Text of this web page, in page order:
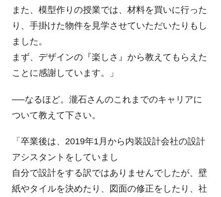
また、模型作りの授業では、材料を買いに行った
り、手掛けた物件を見学させていただいたりもし
ました。
まず、デザインの『楽しさ』から教えてもらえた
ことに感謝しています。」
──なるほど。瀧石さんのこれまでのキャリアに
ついて教えて下さい。
「卒業後は、 2019年1月から内装設計会社の設計
アシスタントをしていまし
自分で設計をする訳ではありませんでしたが、壁
紙やタイルを決めたり、図面の修正をしたり、社